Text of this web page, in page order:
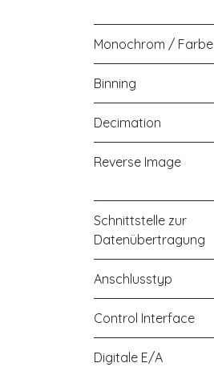
Monochrom / Farbe
Binning
Decimation
Reverse Image
Schnittstelle zur
Datenübertragung
Anschlusstyp
Control Interface
Digitale E/A